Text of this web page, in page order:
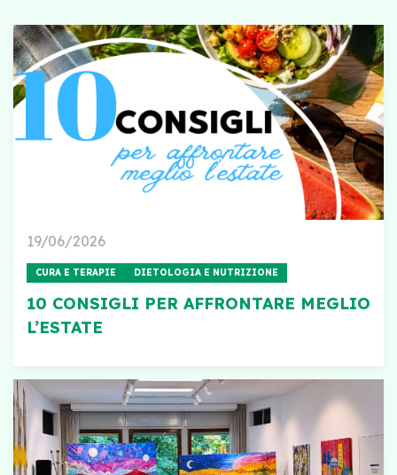
19/06/2026
CURA E TERAPIE DIETOLOGIA E NUTRIZIONE
10 CONSIGLI PER AFFRONTARE MEGLIO
L’ESTATE